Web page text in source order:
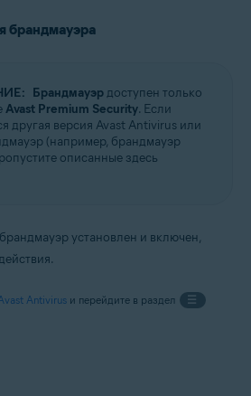
брандмауэра
Брандмауэрдоступен только
Avast Premium Security. Если
другая версия Avast Antivirus или
(например, брандмауэр
описанные здесь
установлен и включен,
Antivirus и перейдите в раздел
☰